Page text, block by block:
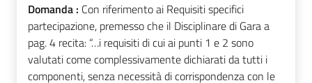
Domanda : Con riferimento ai Requisiti specifici
partecipazione, premesso che il Disciplinare di Gara a
pag. 4 recita: “…i requisiti di cui ai punti 1 e 2 sono
valutati come complessivamente dichiarati da tutti i
componenti, senza necessità di corrispondenza con le